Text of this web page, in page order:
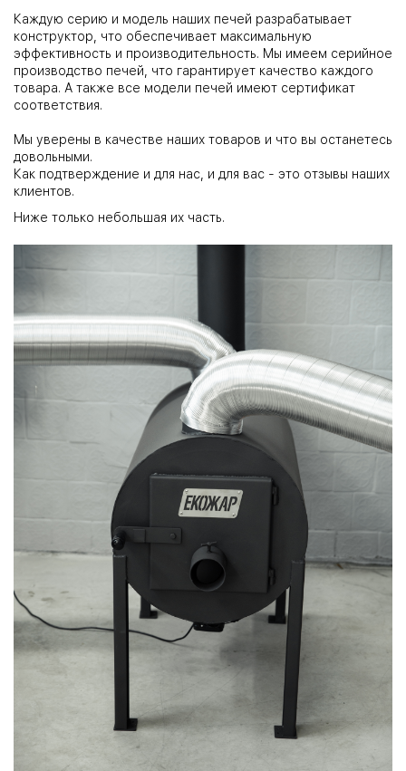
Каждую серию и модель наших печей разрабатывает
конструктор, что обеспечивает максимальную
эффективность и производительность. Мы имеем серийное
производство печей, что гарантирует качество каждого
товара. А также все модели печей имеют сертификат
соответствия.
Мы уверены в качестве наших товаров и что вы останетесь
довольными.
Как подтверждение и для нас, и для вас - это отзывы наших
клиентов.
Ниже только небольшая их часть.